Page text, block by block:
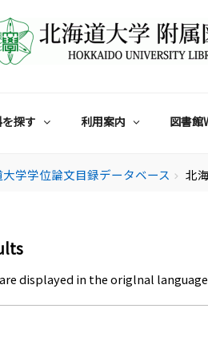
探す 利用案内 図書館
学学位論文目録データベース chevron_right 北
displayed in the origlnal